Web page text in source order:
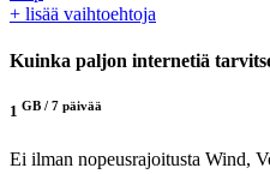
+ lisää vaihtoehtoja
Kuinka paljon internetiä
1 GB / 7 päivää
Ei ilman nopeusrajoitusta Wind,